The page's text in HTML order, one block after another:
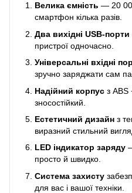
Велика ємність — 20
смартфон кілька разів.
Два вихідні USB-порти
пристрої одночасно.
Універсальні вхідні
зручно заряджати сам
Надійний корпус з ABS
зносостійкий.
Естетичний дизайн з
виразний стильний
LED індикатор заряду
просто й швидко.
Система захисту
для вас і вашої техніки.